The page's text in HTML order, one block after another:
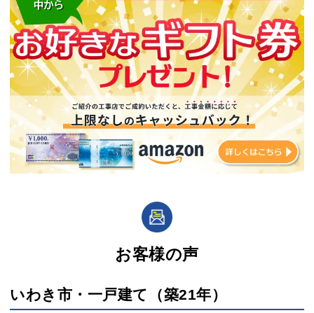
お客様の声
いわき市・一戸建て（築21年）